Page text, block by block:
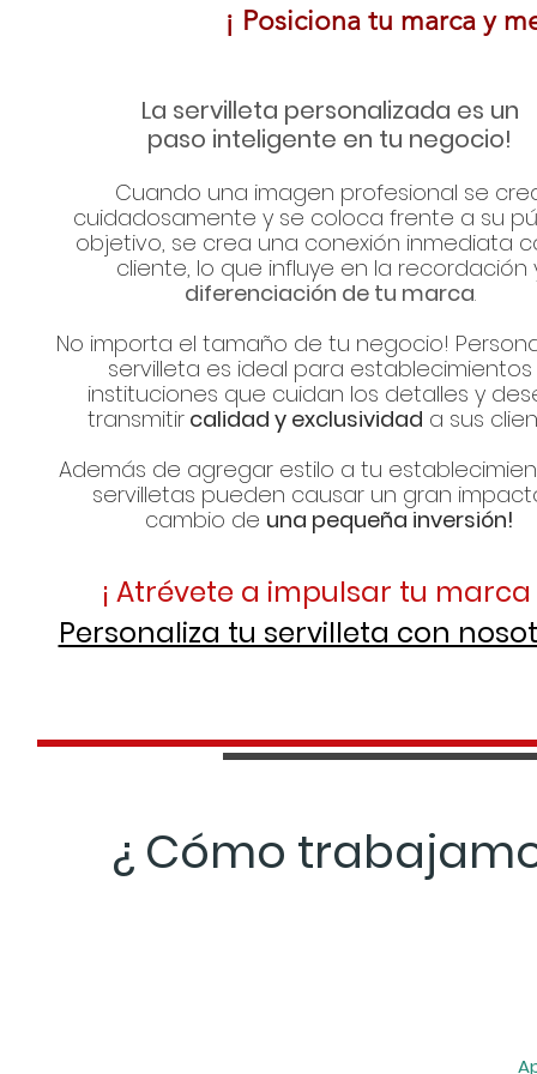
¡ Posiciona tu marca y
La servilleta personalizada es un
paso inteligente en tu negocio!
Cuando una imagen profesional se
cuidadosamente y se coloca frente a su
objetivo, se crea una conexión inmediata
cliente, lo que influye en la recordación
diferenciación de tu marca.
No importa el tamaño de tu negocio!
servilleta es ideal para
instituciones que cuidan los detalles y
transmitircalidad y exclusividad a sus
Además de agregar estilo a tu
servilletas pueden causar un gran
cambio de una pequeña inversión!
¡ Atrévete a impulsar tu marca
Personaliza tu servilleta con
¿ Cómo